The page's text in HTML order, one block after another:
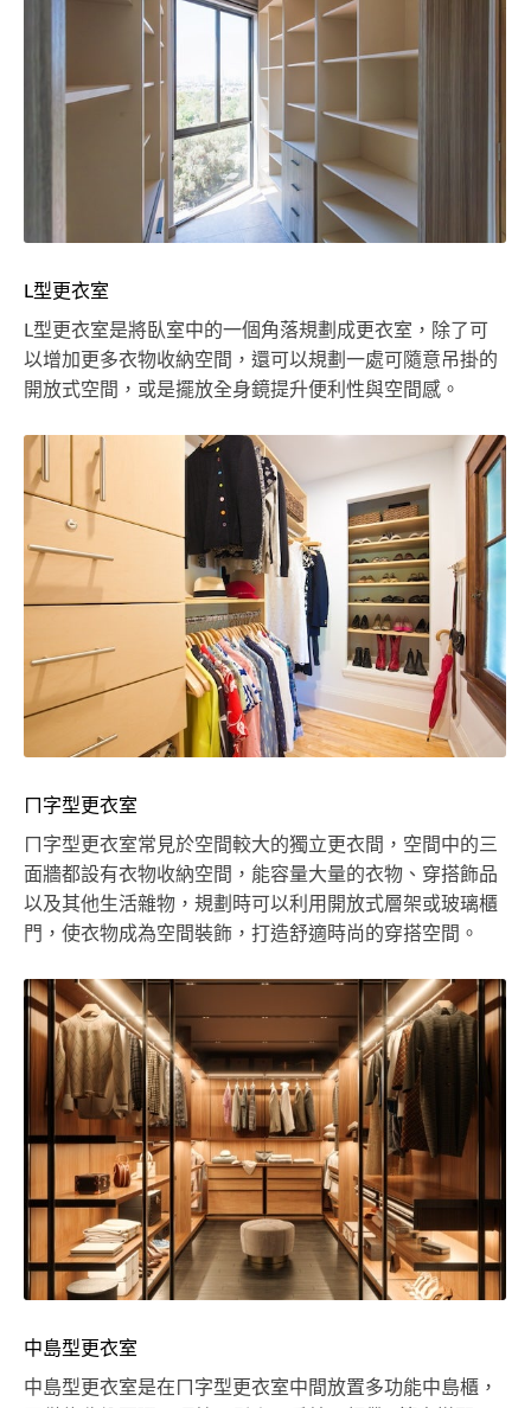
L型更衣室
L型更衣室是將臥室中的一個角落規劃成更衣室，除了可
以增加更多衣物收納空間，還可以規劃一處可隨意吊掛的
開放式空間，或是擺放全身鏡提升便利性與空間感。
ㄇ字型更衣室
ㄇ字型更衣室常見於空間較大的獨立更衣間，空間中的三
面牆都設有衣物收納空間，能容量大量的衣物、穿搭飾品
以及其他生活雜物，規劃時可以利用開放式層架或玻璃櫃
門，使衣物成為空間裝飾，打造舒適時尚的穿搭空間。
中島型更衣室
中島型更衣室是在ㄇ字型更衣室中間放置多功能中島櫃，